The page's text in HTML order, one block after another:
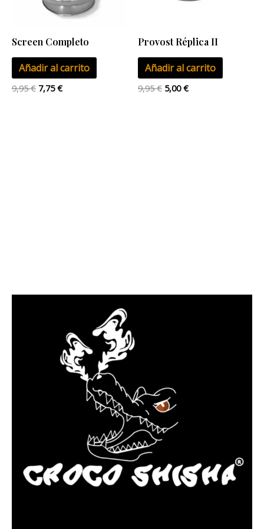
Screen Completo
Añadir al carrito
9,95€ 7,75€
Provost Réplica II
Añadir al carrito
9,95€ 5,00€